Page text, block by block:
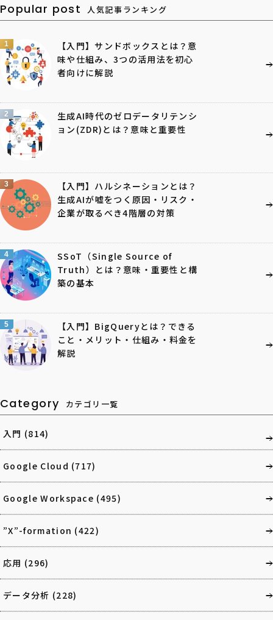
Popular post 人気記事ランキング
1
【入門】サンドボックスとは？意
味や仕組み、3つの活用法を初心
者向けに解説
2
生成AI時代のゼロデータリテンシ
ョン(ZDR)とは？意味と重要性
3
【入門】ハルシネーションとは？
生成AIが嘘をつく原因・リスク・
企業が取るべき4階層の対策
4
SSoT（Single Source of
Truth）とは？意味・重要性と構
築の基本
5
【入門】BigQueryとは？できる
こと・メリット・仕組み・料金を
解説
Category カテゴリ一覧
入門 (814)
Google Cloud (717)
Google Workspace (495)
”X”-formation (422)
応用 (296)
データ分析 (228)